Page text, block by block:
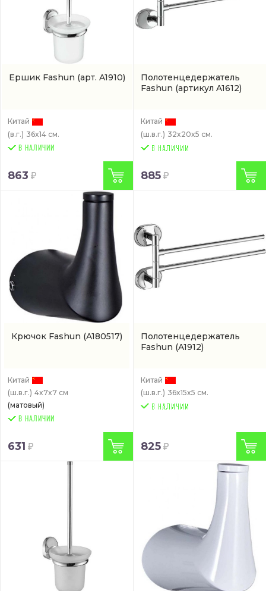
Ершик Fashun (арт. A1910)
Китай
(в.г.) 36x14 см.
В НАЛИЧИИ
863
Полотенцедержатель
Fashun (артикул A1612)
Китай
(ш.в.г.) 32x20x5 см.
885
Крючок Fashun (A180517)
Китай
(ш.в.г.) 4x7x7 см
(матовый)
В НАЛИЧИИ
631
Полотенцедержатель
Fashun (A1912)
Китай
(ш.в.г.) 36x15x5 см.
825